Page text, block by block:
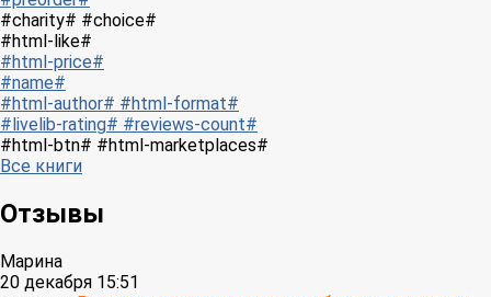
#charity# #choice#
#html-like#
#html-price#
#name#
#html-author# #html-format#
#livelib-rating# #reviews-count#
#html-btn# #html-marketplaces#
Все книги
Отзывы
Марина
20 декабря 15:51